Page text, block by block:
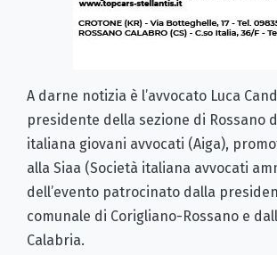
A darne notizia è l’avvocato Luca
presidente della sezione di Rossano
italiana giovani avvocati (Aiga),
alla Siaa (Società italiana avvocati
dell’evento patrocinato dalla
comunale di Corigliano-Rossano e
Calabria.